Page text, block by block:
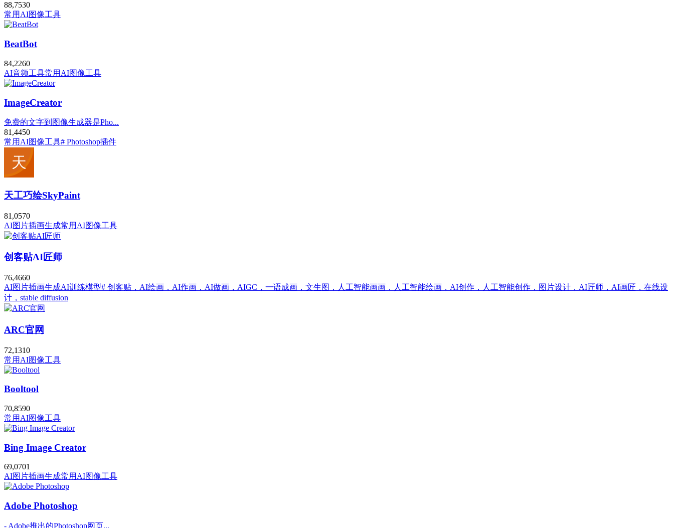
88,7530
常用AI图像工具
BeatBot
84,2260
AI音频工具常用AI图像工具
ImageCreator
免费的文字到图像生成器是Pho...
81,4450
常用AI图像工具# Photoshop插件
天工巧绘SkyPaint
81,0570
AI图片插画生成常用AI图像工具
创客贴AI匠师
76,4660
AI图片插画生成AI训练模型# 创客贴，AI绘画，AI作画，AI做画，AIGC，一语成画，文生图，人工智能画画，人工智能绘画，AI创作，人工智能创作，图片设计，AI匠师，AI画匠，在线设
计，stable diffusion
ARC官网
72,1310
常用AI图像工具
Booltool
70,8590
常用AI图像工具
Bing Image Creator
69,0701
AI图片插画生成常用AI图像工具
Adobe Photoshop
- Adobe推出的Photoshop网页...